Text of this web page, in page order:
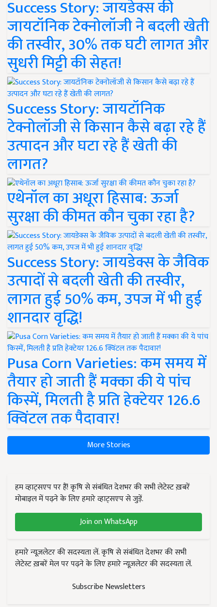
Success Story: जायडेक्स की
जायटॉनिक टेक्नोलॉजी ने बदली खेती
की तस्वीर, 30% तक घटी लागत और
सुधरी मिट्टी की सेहत!
Success Story: जायटॉनिक
टेक्नोलॉजी से किसान कैसे बढ़ा रहे हैं
उत्पादन और घटा रहे हैं खेती की
लागत?
एथेनॉल का अधूरा हिसाब: ऊर्जा
सुरक्षा की कीमत कौन चुका रहा है?
Success Story: जायडेक्स के जैविक
उत्पादों से बदली खेती की तस्वीर,
लागत हुई 50% कम, उपज में भी हुई
शानदार वृद्धि!
Pusa Corn Varieties: कम समय में
तैयार हो जाती हैं मक्का की ये पांच
किस्में, मिलती है प्रति हेक्टेयर 126.6
क्विंटल तक पैदावार!
More Stories
हम व्हाट्सएप पर हैं! कृषि से संबंधित देशभर की सभी लेटेस्ट ख़बरें
मोबाइल में पढ़ने के लिए हमारे व्हाट्सएप से जुड़ें.
Join on WhatsApp
हमारे न्यूज़लेटर की सदस्यता लें. कृषि से संबंधित देशभर की सभी
लेटेस्ट ख़बरें मेल पर पढ़ने के लिए हमारे न्यूज़लेटर की सदस्यता लें.
Subscribe Newsletters